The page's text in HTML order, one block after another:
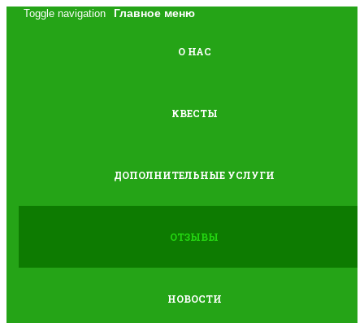
Toggle navigation Главное меню
О НАС
КВЕСТЫ
ДОПОЛНИТЕЛЬНЫЕ УСЛУГИ
ОТЗЫВЫ
НОВОСТИ